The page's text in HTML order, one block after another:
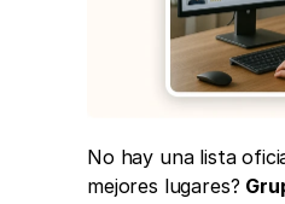
No hay una lista
mejores lugares?